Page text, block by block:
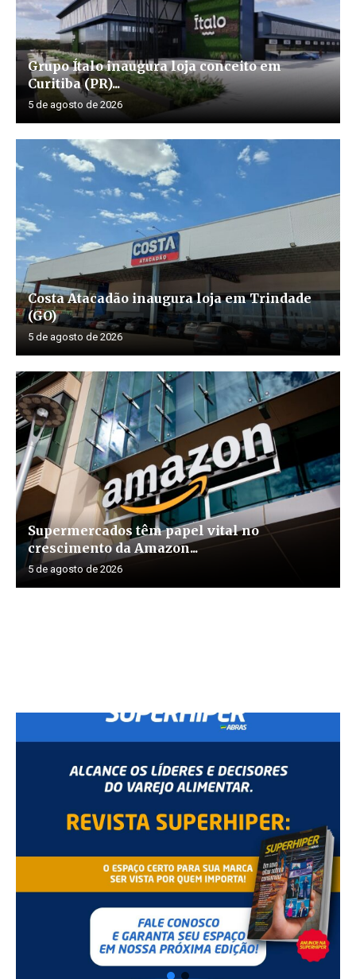
Grupo Ítalo inaugura loja conceito em
Curitiba (PR)...
5 de agosto de 2026
Costa Atacadão inaugura loja em Trindade
(GO)
5 de agosto de 2026
Supermercados têm papel vital no
crescimento da Amazon...
5 de agosto de 2026